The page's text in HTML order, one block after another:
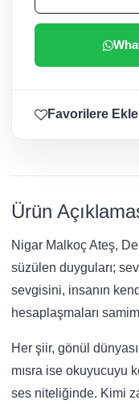
Favorilere Ekle
Ürün
Nigar Malkoç Ateş,
süzülen duyguları;
sevgisini, insanın
hesaplaşmaları
Her şiir, gönül
mısra ise okuyucuyu
ses niteliğinde. Kimi